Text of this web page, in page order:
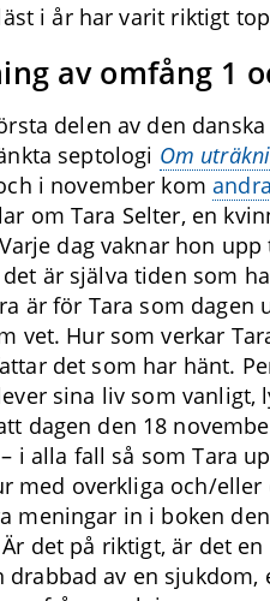
i år har varit riktigt
av omfång 1
delen av den
septologi Om
i november kom
om Tara Selter, en
dag vaknar hon upp
är själva tiden som
är för Tara som dagen
vet. Hur som verkar
det som har hänt.
sina liv som vanligt,
dagen den 18
i alla fall så som Tara
med overkliga och/
meningar in i boken
det på riktigt, är det
drabbad av en